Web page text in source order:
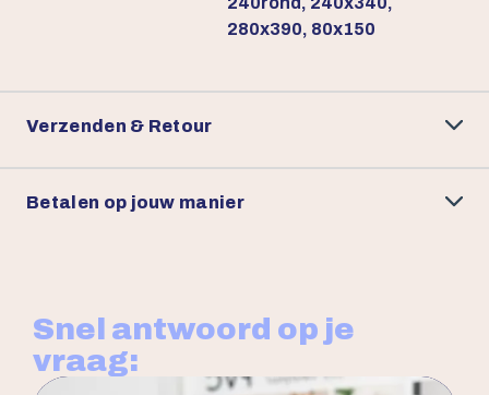
280x390, 80x150
Verzenden & Retour
Betalen op jouw manier
Snel antwoord op je
vraag: